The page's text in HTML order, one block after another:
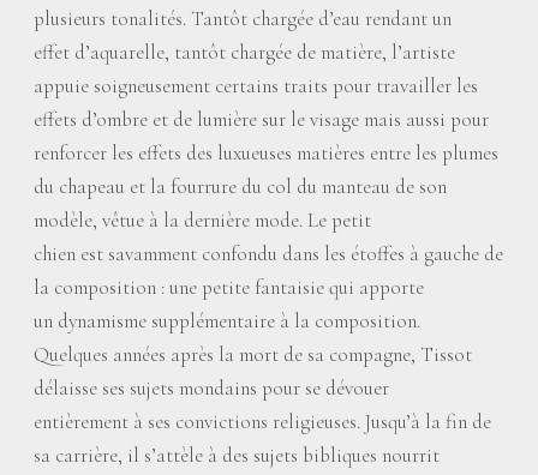
plusieurs tonalités. Tantôt chargée d’eau rendant un
effet d’aquarelle, tantôt chargée de matière, l’artiste
appuie soigneusement certains traits pour travailler les
effets d’ombre et de lumière sur le visage mais aussi pour
renforcer les effets des luxueuses matières entre les plumes
du chapeau et la fourrure du col du manteau de son
modèle, vêtue à la dernière mode. Le petit
chien est savamment confondu dans les étoffes à gauche de
la composition : une petite fantaisie qui apporte
un dynamisme supplémentaire à la composition.
Quelques années après la mort de sa compagne, Tissot
délaisse ses sujets mondains pour se dévouer
entièrement à ses convictions religieuses. Jusqu’à la fin de
sa carrière, il s’attèle à des sujets bibliques nourrit